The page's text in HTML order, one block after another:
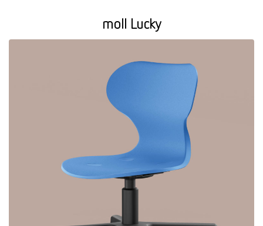
moll Lucky